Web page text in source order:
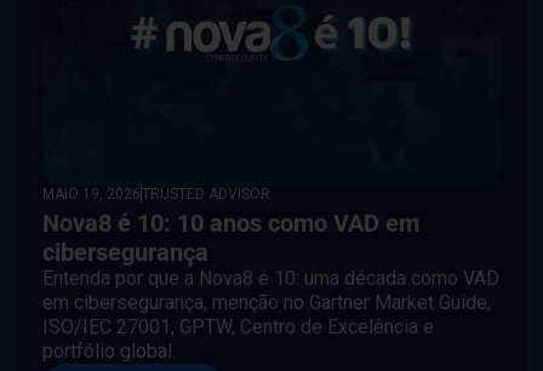
MAIO 19, 2026TRUSTED ADVISOR
Nova8 é 10: 10 anos como VAD em
cibersegurança
Entenda por que a Nova8 é 10: uma década como VAD
em cibersegurança, menção no Gartner Market Guide,
ISO/IEC 27001, GPTW, Centro de Excelência e
portfólio global.